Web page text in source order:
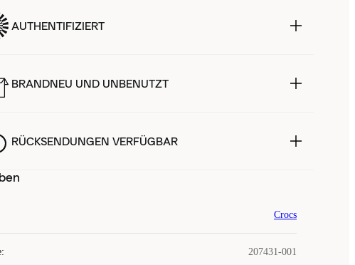
AUTHENTIFIZIERT
BRANDNEU UND UNBENUTZT
RÜCKSENDUNGEN VERFÜGBAR
Crocs
: 207431-001